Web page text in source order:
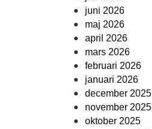
juni 2026
maj 2026
april 2026
mars 2026
februari 2026
januari 2026
december 2025
november 2025
oktober 2025